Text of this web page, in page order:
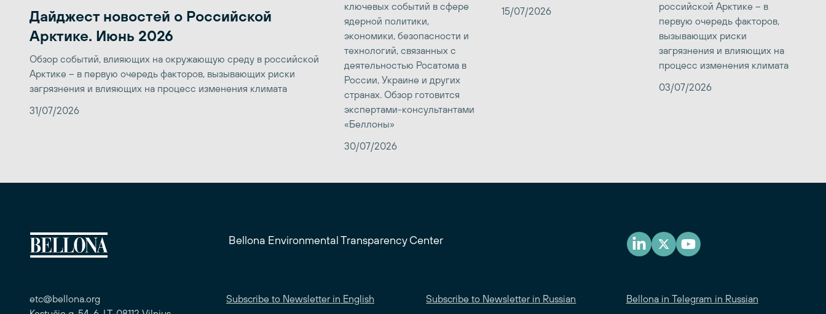
Дайджест новостей о Российской
Арктике. Июнь 2026
Обзор событий, влияющих на окружающую среду в российской
Арктике – в первую очередь факторов, вызывающих риски
загрязнения и влияющих на процесс изменения климата
31/07/2026
ключевых событий в сфере
ядерной политики,
экономики, безопасности и
технологий, связанных с
деятельностью Росатома в
России, Украине и других
странах. Обзор готовится
экспертами-консультантами
«Беллоны»
30/07/2026
15/07/2026
российской Арктике – в
первую очередь факторов,
вызывающих риски
загрязнения и влияющих на
процесс изменения климата
03/07/2026
Bellona Environmental Transparency Center
etc@bellona.org
Subscribe to Newsletter in English Subscribe to Newsletter in Russian Bellona in Telegram in Russian